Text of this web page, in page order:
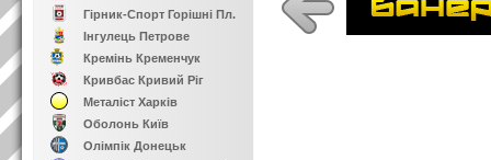
Гірник-Спорт Горішні Пл.
Інгулець Петрове
Кремінь Кременчук
Кривбас Кривий Ріг
Металіст Харків
Оболонь Київ
Олімпік Донецьк